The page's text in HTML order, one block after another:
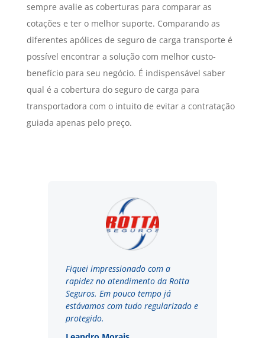
sempre avalie as coberturas para comparar as
cotações e ter o melhor suporte. Comparando as
diferentes apólices de seguro de carga transporte é
possível encontrar a solução com melhor custo-
benefício para seu negócio. É indispensável saber
qual é a cobertura do seguro de carga para
transportadora com o intuito de evitar a contratação
guiada apenas pelo preço.
Fiquei impressionado com a
rapidez no atendimento da Rotta
Seguros. Em pouco tempo já
estávamos com tudo regularizado e
protegido.